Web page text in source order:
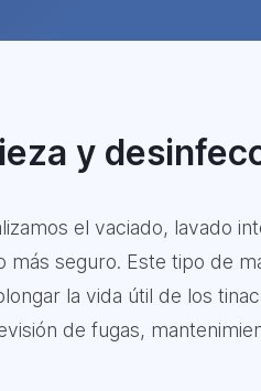
y
el vaciado, lavado
más seguro. Este tipo de
la vida útil de los
de fugas,